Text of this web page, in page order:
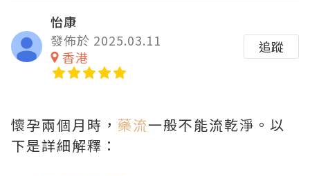
怡康
發佈於 2025.03.11
香港
追蹤
懷孕兩個月時， 藥流一般不能流乾淨。以
下是詳細解釋：